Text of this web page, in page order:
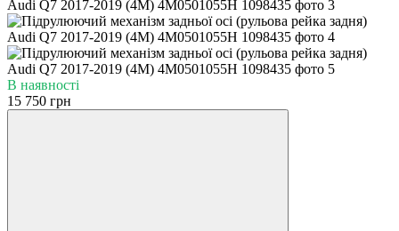
В наявності
15 750 грн